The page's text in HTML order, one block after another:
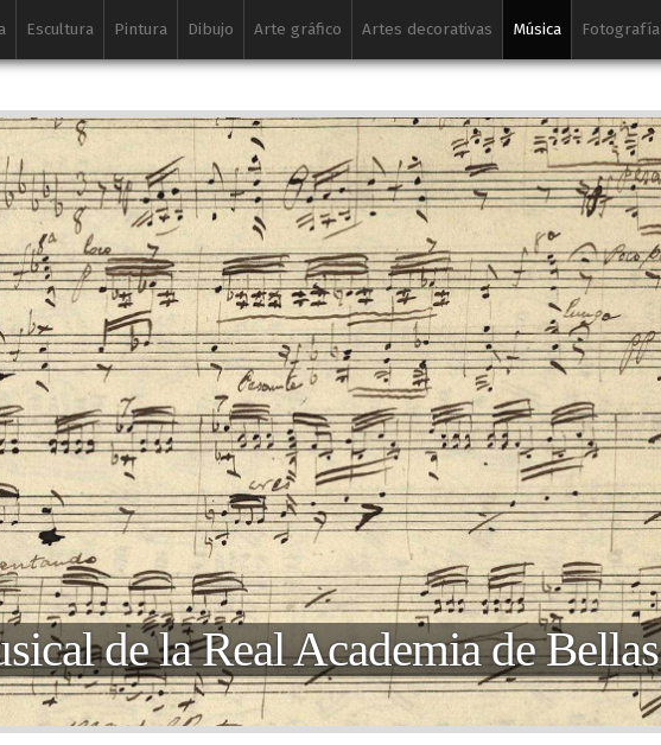
Escultura Pintura Dibujo Arte gráfico Artes decorativas Música Fotografía
de la Real Academia de